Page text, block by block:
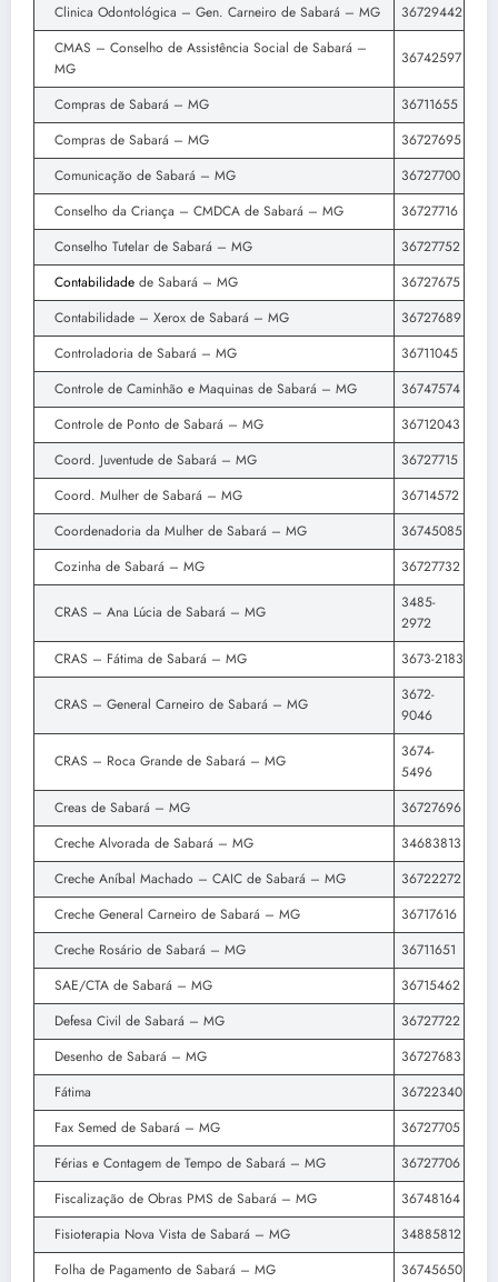
Clinica Odontológica – Gen. Carneiro de Sabará – MG
36729442
CMAS – Conselho de Assistência Social de Sabará –
MG
36742597
Compras de Sabará – MG
36711655
Compras de Sabará – MG
36727695
Comunicação de Sabará – MG
36727700
Conselho da Criança – CMDCA de Sabará – MG
36727716
Conselho Tutelar de Sabará – MG
36727752
Contabilidade de Sabará – MG
36727675
Contabilidade – Xerox de Sabará – MG
36727689
Controladoria de Sabará – MG
36711045
Controle de Caminhão e Maquinas de Sabará – MG
36747574
Controle de Ponto de Sabará – MG
36712043
Coord. Juventude de Sabará – MG
36727715
Coord. Mulher de Sabará – MG
36714572
Coordenadoria da Mulher de Sabará – MG
36745085
Cozinha de Sabará – MG
36727732
CRAS – Ana Lúcia de Sabará – MG
3485-
2972
CRAS – Fátima de Sabará – MG
3673-2183
CRAS – General Carneiro de Sabará – MG
3672-
9046
CRAS – Roca Grande de Sabará – MG
3674-
5496
Creas de Sabará – MG
36727696
Creche Alvorada de Sabará – MG
34683813
Creche Aníbal Machado – CAIC de Sabará – MG
36722272
Creche General Carneiro de Sabará – MG
36717616
Creche Rosário de Sabará – MG
36711651
SAE/CTA de Sabará – MG
36715462
Defesa Civil de Sabará – MG
36727722
Desenho de Sabará – MG
36727683
Fátima
36722340
Fax Semed de Sabará – MG
36727705
Férias e Contagem de Tempo de Sabará – MG
36727706
Fiscalização de Obras PMS de Sabará – MG
36748164
Fisioterapia Nova Vista de Sabará – MG
34885812
Folha de Pagamento de Sabará – MG
36745650